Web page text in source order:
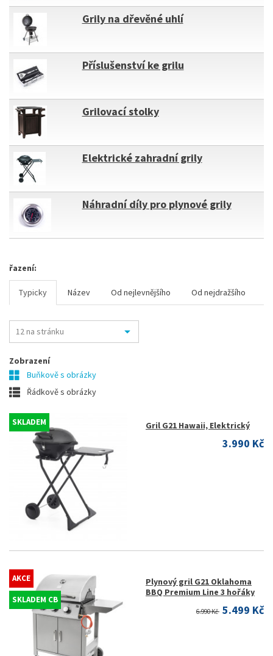
Grily na dřevěné uhlí
Příslušenství ke grilu
Grilovací stolky
Elektrické zahradní grily
Náhradní díly pro plynové grily
řazení:
Typicky Název Od nejlevnějšího Od nejdražšího
Zobrazení
Buňkově s obrázky
Řádkově s obrázky
SKLADEM Gril G21 Hawaii, Elektrický
3.990 Kč
AKCE
SKLADEM CB
Plynový gril G21 Oklahoma
BBQ Premium Line 3 hořáky
6.990 Kč 5.499 Kč